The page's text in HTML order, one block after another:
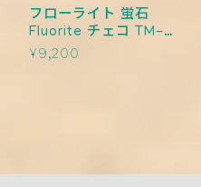
フローライト 蛍石
Fluorite チェコ TM-
0002
¥9,200